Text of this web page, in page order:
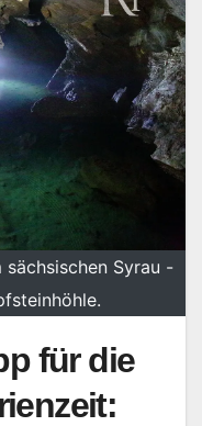
sächsischen Syrau -
für die